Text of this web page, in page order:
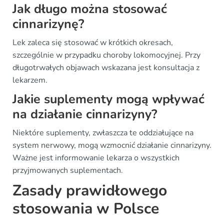
Jak długo można stosować
cinnarizynę?
Lek zaleca się stosować w krótkich okresach,
szczególnie w przypadku choroby lokomocyjnej. Przy
długotrwałych objawach wskazana jest konsultacja z
lekarzem.
Jakie suplementy mogą wpływać
na działanie cinnarizyny?
Niektóre suplementy, zwłaszcza te oddziałujące na
system nerwowy, mogą wzmocnić działanie cinnarizyny.
Ważne jest informowanie lekarza o wszystkich
przyjmowanych suplementach.
Zasady prawidłowego
stosowania w Polsce